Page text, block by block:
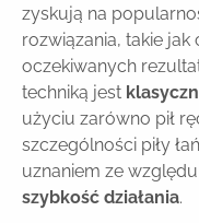
zyskują na
rozwiązania, takie jak
oczekiwanych
techniką jest
użyciu zarówno pił
szczególności piły
uznaniem ze
szybkość działania.